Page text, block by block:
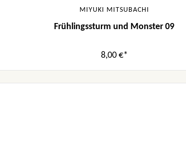
MIYUKI MITSUBACHI
Frühlingssturm und Monster 09
8,00 €*